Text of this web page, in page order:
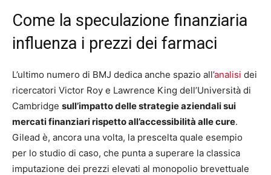
Come la speculazione finanziaria
influenza i prezzi dei farmaci
L’ultimo numero di BMJ dedica anche spazio all’analisi dei
ricercatori Victor Roy e Lawrence King dell’Università di
Cambridge sull’impatto delle strategie aziendali sui
mercati finanziari rispetto all’accessibilità alle cure.
Gilead è, ancora una volta, la prescelta quale esempio
per lo studio di caso, che punta a superare la classica
imputazione dei prezzi elevati al monopolio brevettuale